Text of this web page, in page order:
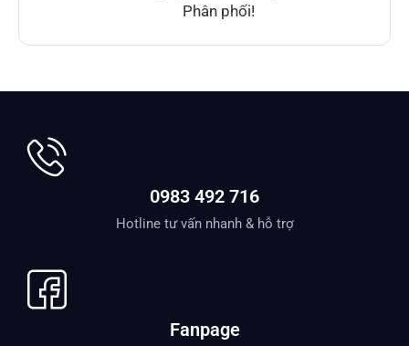
Phân phối!
0983 492 716
Hotline tư vấn nhanh & hỗ trợ
Fanpage